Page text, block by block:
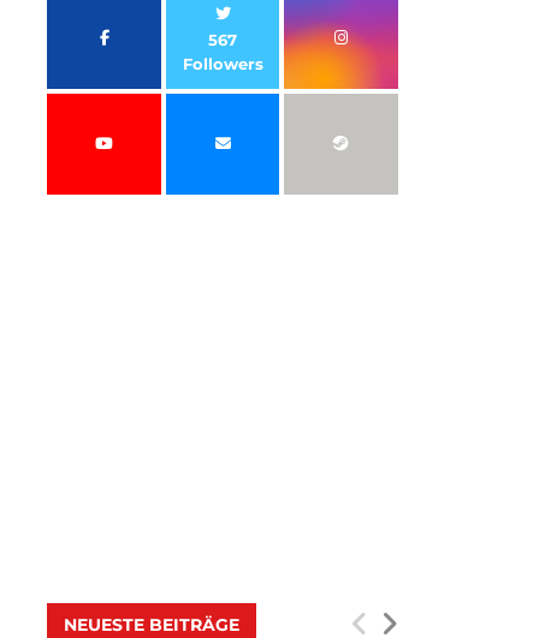
567
Followers
NEUESTE BEITRÄGE